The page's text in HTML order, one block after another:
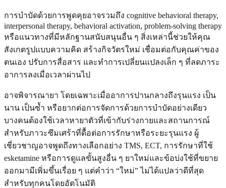
การบำบัดด้วยการพูดคุยอาจรวมถึง cognitive behavioral therapy,
interpersonal therapy, behavioral activation, problem-solving therapy
หรือแนวทางที่มีหลักฐานสนับสนุนอื่น ๆ สิ่งเหล่านี้ช่วยให้คุณ
สังเกตรูปแบบความคิด สร้างกิจวัตรใหม่ เชื่อมต่อกับคุณค่าของ
ตนเอง ปรับการสื่อสาร และทำการเปลี่ยนแปลงเล็ก ๆ ที่ลดภาระ
อาการลงเมื่อเวลาผ่านไป
อาจพิจารณายา โดยเฉพาะเมื่ออาการปานกลางถึงรุนแรง เป็น
นาน เป็นซ้ำ หรือยากต่อการจัดการด้วยการบำบัดอย่างเดียว
บางคนต้องใช้เวลาหายาตัวที่เข้ากับร่างกายและสถานการณ์
สำหรับภาวะซึมเศร้าที่ดื้อต่อการรักษาหรือระยะรุนแรง ผู้
เชี่ยวชาญอาจพูดถึงทางเลือกอย่าง TMS, ECT, การรักษาที่ใช้
esketamine หรือการดูแลขั้นสูงอื่น ๆ ยาใหม่และข้อบ่งใช้ที่ขยาย
ออกมามีเพิ่มขึ้นเรื่อย ๆ แต่คำว่า “ใหม่” ไม่ได้แปลว่าดีที่สุด
สำหรับทุกคนโดยอัตโนมัติ